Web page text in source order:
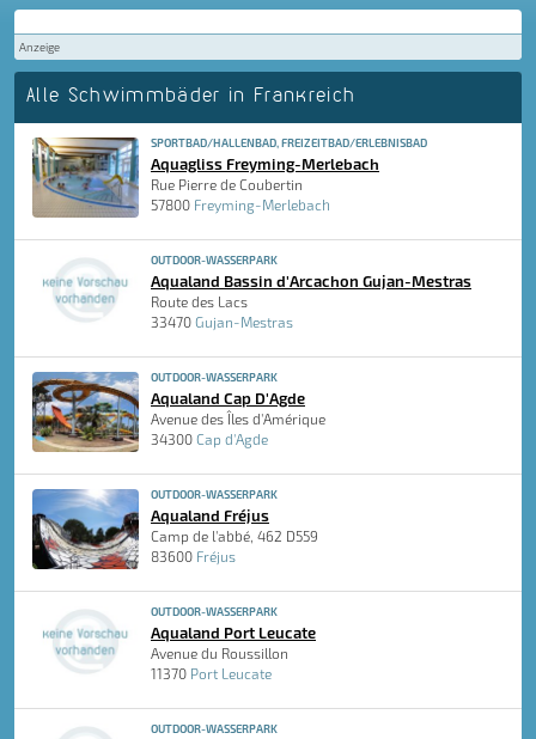
Anzeige
Alle Schwimmbäder in Frankreich
SPORTBAD/HALLENBAD, FREIZEITBAD/ERLEBNISBAD
Aquagliss Freyming-Merlebach
Rue Pierre de Coubertin
57800 Freyming-Merlebach
OUTDOOR-WASSERPARK
Aqualand Bassin d'Arcachon Gujan-Mestras
Route des Lacs
33470 Gujan-Mestras
OUTDOOR-WASSERPARK
Aqualand Cap D'Agde
Avenue des Îles d'Amérique
34300 Cap d'Agde
OUTDOOR-WASSERPARK
Aqualand Fréjus
Camp de l'abbé, 462 D559
83600 Fréjus
OUTDOOR-WASSERPARK
Aqualand Port Leucate
Avenue du Roussillon
11370 Port Leucate
OUTDOOR-WASSERPARK